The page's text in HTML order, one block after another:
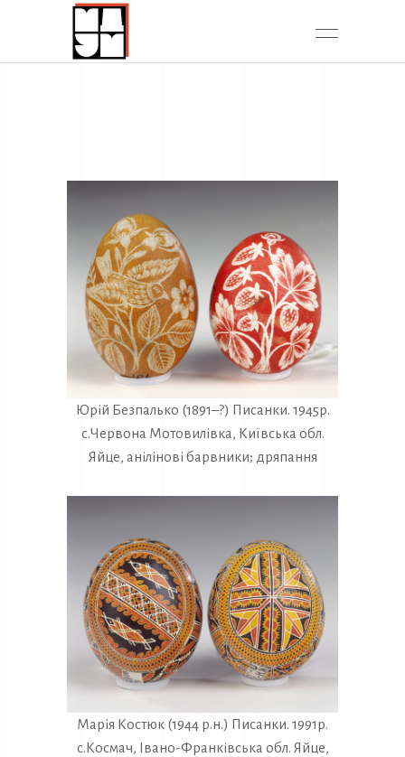
Юрій Безпалько (1891–?) Писанки. 1945р.
с.Червона Мотовилівка, Київська обл.
Яйце, анілінові барвники; дряпання
Марія Костюк (1944 р.н.) Писанки. 1991р.
с.Космач, Івано-Франківська обл. Яйце,